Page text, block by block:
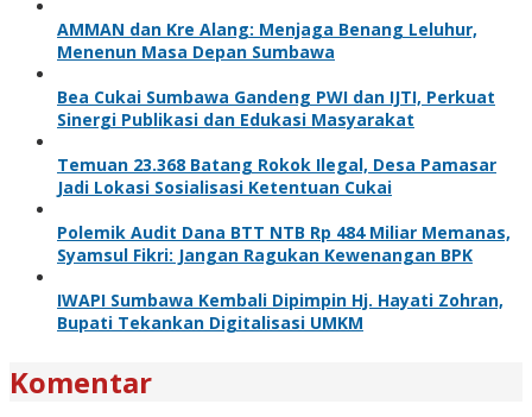
AMMAN dan Kre Alang: Menjaga Benang Leluhur,
Menenun Masa Depan Sumbawa
Bea Cukai Sumbawa Gandeng PWI dan IJTI, Perkuat
Sinergi Publikasi dan Edukasi Masyarakat
Temuan 23.368 Batang Rokok Ilegal, Desa Pamasar
Jadi Lokasi Sosialisasi Ketentuan Cukai
Polemik Audit Dana BTT NTB Rp 484 Miliar Memanas,
Syamsul Fikri: Jangan Ragukan Kewenangan BPK
IWAPI Sumbawa Kembali Dipimpin Hj. Hayati Zohran,
Bupati Tekankan Digitalisasi UMKM
Komentar